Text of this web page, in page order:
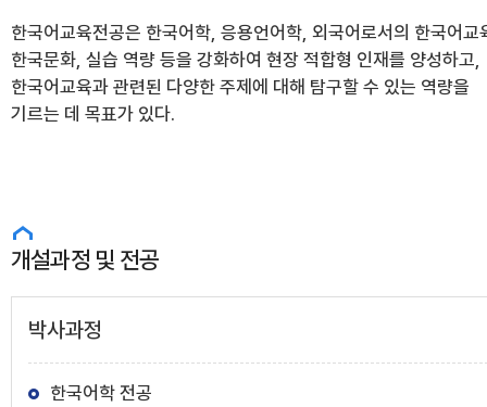
한국어교육전공은 한국어학, 응용언어학, 외국어로서의 한국어교
한국문화, 실습 역량 등을 강화하여 현장 적합형 인재를 양성하고,
한국어교육과 관련된 다양한 주제에 대해 탐구할 수 있는 역량을
기르는 데 목표가 있다.
개설과정 및 전공
박사과정
한국어학 전공